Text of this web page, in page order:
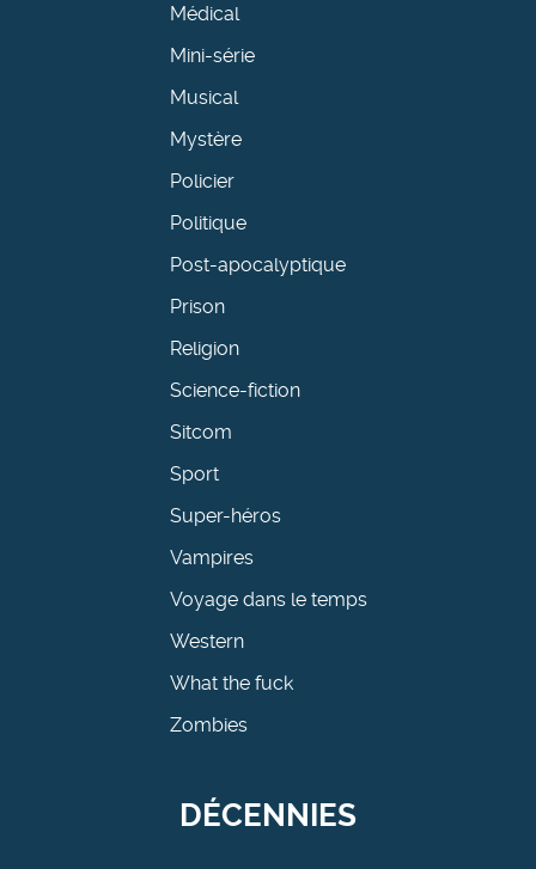
Médical
Mini-série
Musical
Mystère
Policier
Politique
Post-apocalyptique
Prison
Religion
Science-fiction
Sitcom
Sport
Super-héros
Vampires
Voyage dans le temps
Western
What the fuck
Zombies
DÉCENNIES